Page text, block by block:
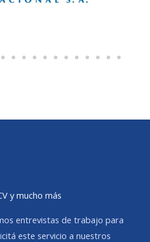
y mucho más
entrevistas de trabajo para
este servicio a nuestros